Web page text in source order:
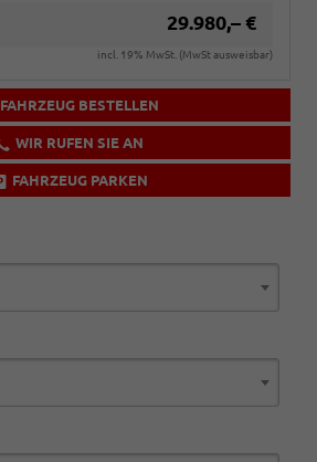
29.980,– €
incl. 19% MwSt. (MwSt ausweisbar)
FAHRZEUG BESTELLEN
WIR RUFEN SIE AN
FAHRZEUG PARKEN